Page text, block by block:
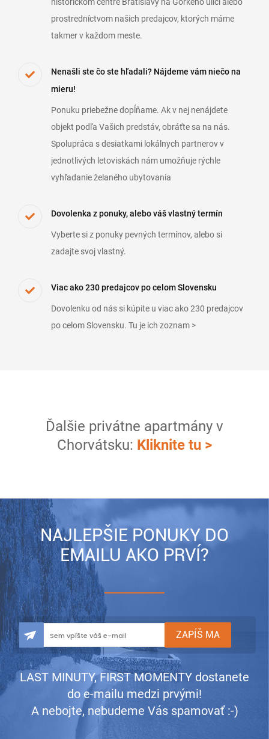
prostredníctvom našich predajcov, ktorých máme
takmer v každom meste.
Nenašli ste čo ste hľadali? Nájdeme vám niečo na
mieru!
Ponuku priebežne dopĺňame. Ak v nej nenájdete
objekt podľa Vašich predstáv, obráťte sa na nás.
Spolupráca s desiatkami lokálnych partnerov v
jednotlivých letoviskách nám umožňuje rýchle
vyhľadanie želaného ubytovania
Dovolenka z ponuky, alebo váš vlastný termín
Vyberte si z ponuky pevných termínov, alebo si
zadajte svoj vlastný.
Viac ako 230 predajcov po celom Slovensku
Dovolenku od nás si kúpite u viac ako 230 predajcov
po celom Slovensku. Tu je ich zoznam >
Ďalšie privátne apartmány v
Chorvátsku: Kliknite tu >
NAJLEPŠIE PONUKY DO
EMAILU AKO PRVÍ?
LAST MINUTY, FIRST MOMENTY dostanete
do e-mailu medzi prvými!
A nebojte, nebudeme Vás spamovať :-)